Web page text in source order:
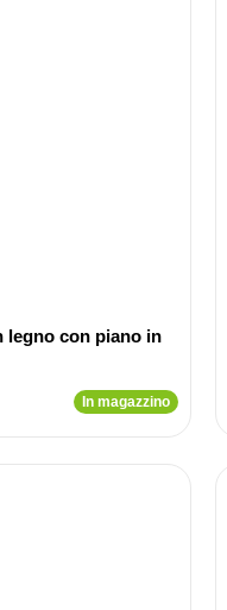
legno con piano in
In magazzino